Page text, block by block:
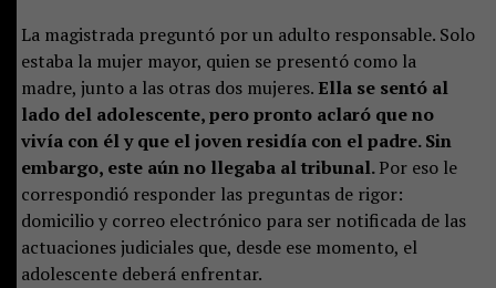
La magistrada preguntó por un adulto responsable. Solo
estaba la mujer mayor, quien se presentó como la
madre, junto a las otras dos mujeres. Ella se sentó al
lado del adolescente, pero pronto aclaró que no
vivía con él y que el joven residía con el padre. Sin
embargo, este aún no llegaba al tribunal.Por eso le
correspondió responder las preguntas de rigor:
domicilio y correo electrónico para ser notificada de las
actuaciones judiciales que, desde ese momento, el
adolescente deberá enfrentar.